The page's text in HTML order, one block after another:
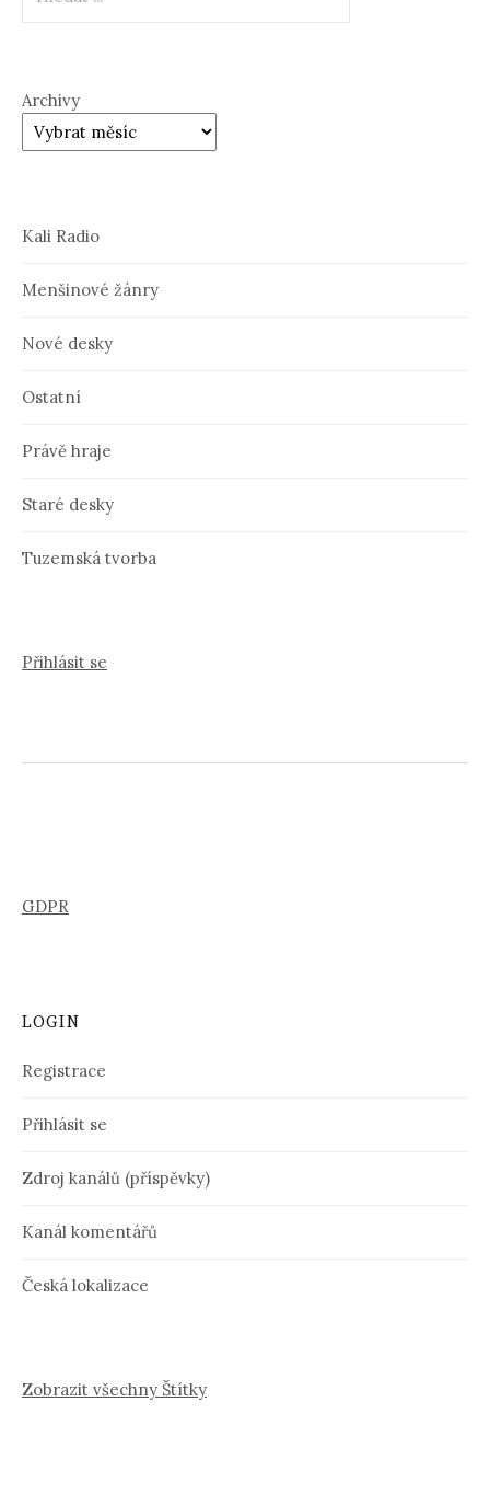
Archivy
Kali Radio
Menšinové žánry
Nové desky
Ostatní
Právě hraje
Staré desky
Tuzemská tvorba
Přihlásit se
GDPR
LOGIN
Registrace
Přihlásit se
Zdroj kanálů (příspěvky)
Kanál komentářů
Česká lokalizace
Zobrazit všechny Štítky